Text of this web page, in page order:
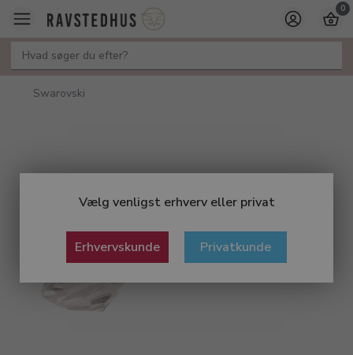
Vælg venligst erhverv eller privat
Erhvervskunde Privatkunde
0
Swarovski